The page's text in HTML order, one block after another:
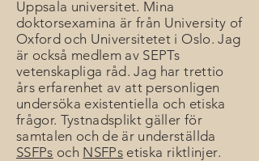
Uppsala universitet. Mina
doktorsexamina är från University of
Oxford och Universitetet i Oslo. Jag
är också medlem av SEPTs
vetenskapliga råd. Jag har trettio
års erfarenhet av att personligen
undersöka existentiella och etiska
frågor. Tystnadsplikt gäller för
samtalen och de är underställda
SSFPs och NSFPs etiska riktlinjer.